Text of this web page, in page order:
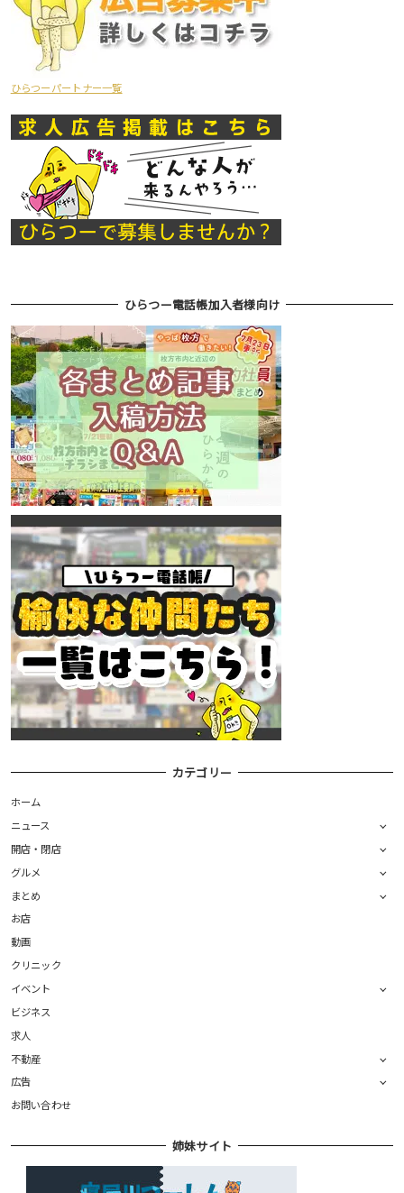
ひらつーパートナー一覧
ひらつー電話帳加入者様向け
カテゴリー
ホーム
ニュース
開店・閉店
グルメ
まとめ
お店
動画
クリニック
イベント
ビジネス
求人
不動産
広告
お問い合わせ
姉妹サイト